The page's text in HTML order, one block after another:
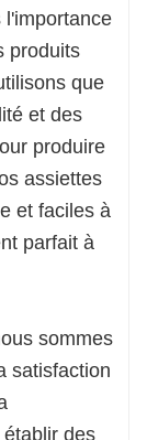
l'importance
produits
que
et des
produire
assiettes
et faciles à
parfait à
sommes
satisfaction
des